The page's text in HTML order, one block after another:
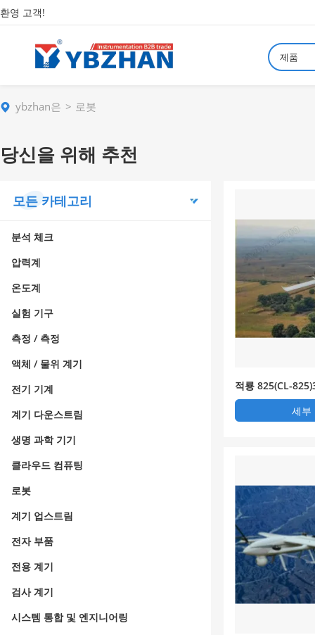
환영 고객!
제품
ybzhan은 로봇
당신을 위해 추천
모든 카테고리
분석 체크
압력계
온도계
실험 기구
측정 / 측정
액체 / 물위 계기
전기 기계
계기 다운스트림
생명 과학 기기
클라우드 컴퓨팅
로봇
계기 업스트림
전자 부품
전용 계기
검사 계기
시스템 통합 및 엔지니어링
적룡 825(CL-
이착륙 고정익 무
세부